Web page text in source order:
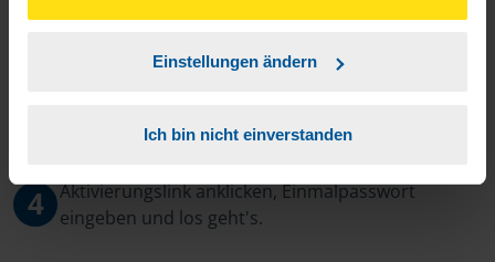
unserer
Einstellungen ändern
Ich bin nicht einverstanden
Sie bekommen eine E-Mail mit Ihren Zugangsdaten
und einem Aktivierungslink.
Sie erhalten von mir Ihr Einmal-Passwort.
4
Aktivierungslink anklicken, Einmalpasswort
eingeben und los geht's.